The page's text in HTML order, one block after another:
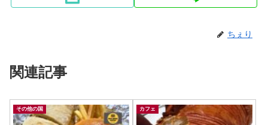
ちぇり
関連記事
その他の国 カフェ